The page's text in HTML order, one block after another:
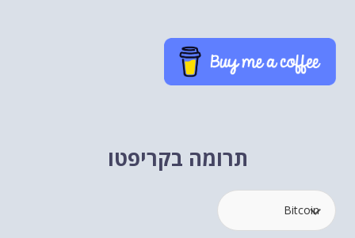
תרומה בקריפטו